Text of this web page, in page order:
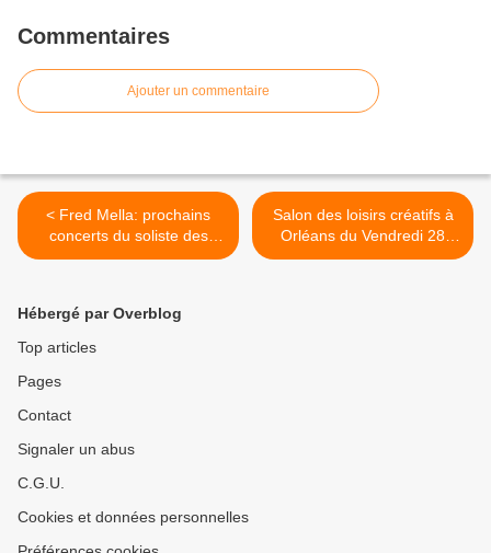
Commentaires
Ajouter un commentaire
< Fred Mella: prochains
concerts du soliste des
Compagnons de la
Salon des loisirs créatifs à
Orléans du Vendredi 28
Janvier au Dimanche 30
Hébergé par Overblog
Top articles
Pages
Contact
Signaler un abus
C.G.U.
Cookies et données personnelles